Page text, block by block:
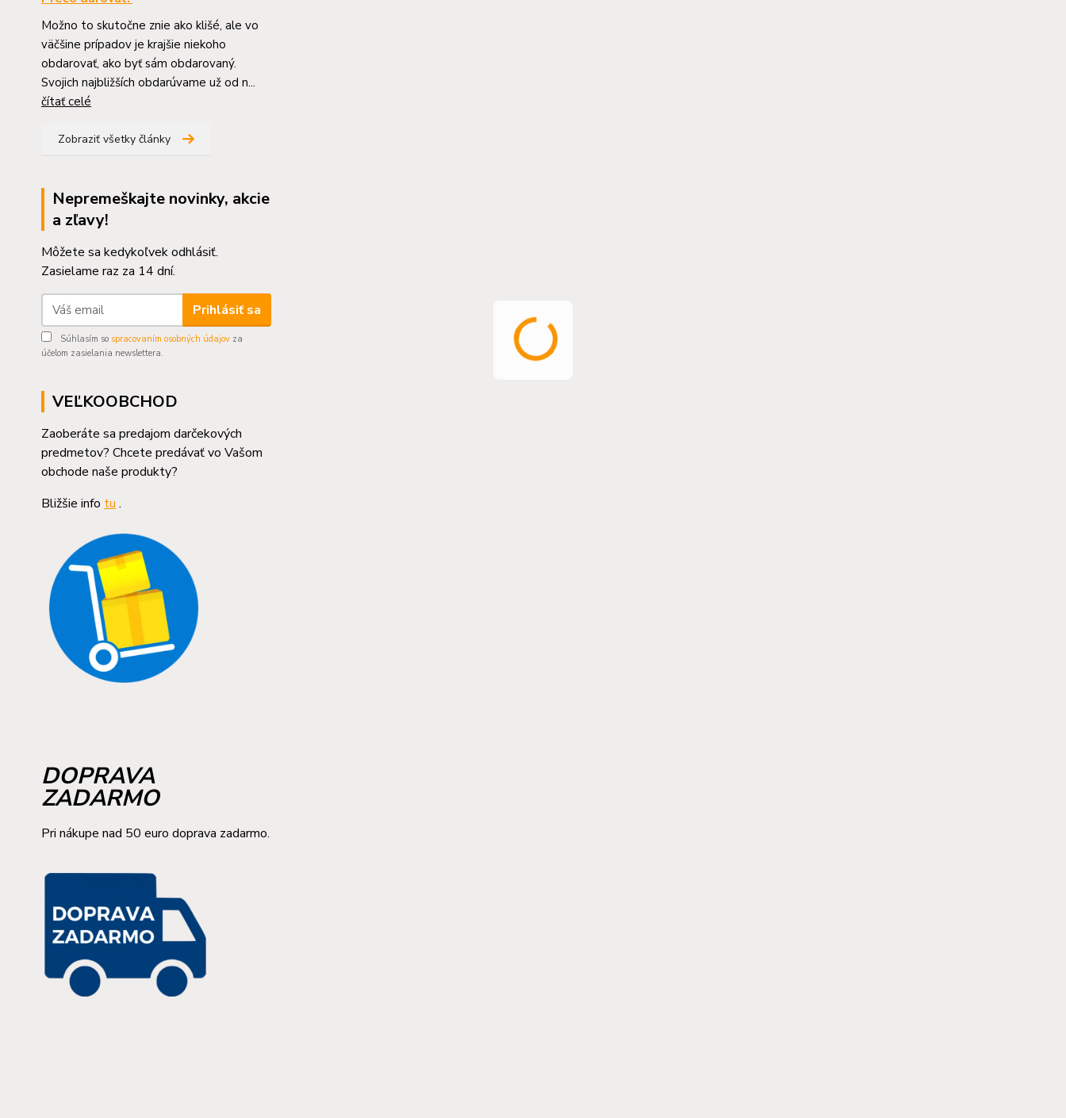
Možno to skutočne znie ako klišé, ale vo
väčšine prípadov je krajšie niekoho
obdarovať, ako byť sám obdarovaný.
Svojich najbližších obdarúvame už od n...
čítať celé
Zobraziť všetky články
Nepremeškajte novinky, akcie
a zľavy!
Môžete sa kedykoľvek odhlásiť.
Zasielame raz za 14 dní.
Prihlásiť sa
Súhlasím so spracovaním osobných údajov za
účelom zasielania newslettera.
VEĽKOOBCHOD
Zaoberáte sa predajom darčekových
predmetov? Chcete predávať vo Vašom
obchode naše produkty?
Bližšie info tu .
DOPRAVA
ZADARMO
Pri nákupe nad 50 euro doprava zadarmo.